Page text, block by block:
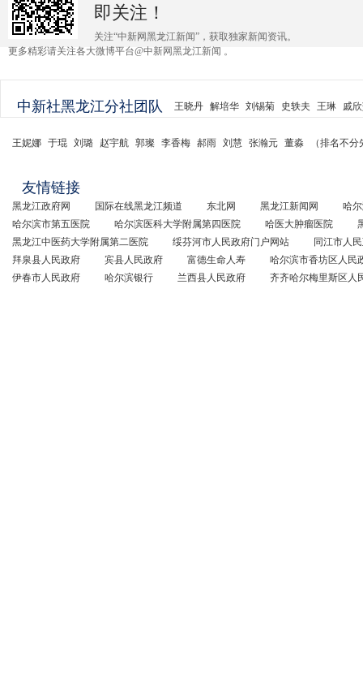
即关注！
关注“中新网黑龙江新闻”，获取独家新闻资讯。
更多精彩请关注各大微博平台@中新网黑龙江新闻 。
中新社黑龙江分社团队 王晓丹 解培华 刘锡菊 史轶夫 王琳 戚
王妮娜 于琨 刘璐 赵宇航 郭璨 李香梅 郝雨 刘慧 张瀚元 董淼 （排名不
友情链接
黑龙江政府网 国际在线黑龙江频道 东北网 黑龙江新闻网
哈
哈尔滨市第五医院
哈尔滨医科大学附属第四医院 哈医大肿瘤医院
黑龙江中医药大学附属第二医院
绥芬河市人民政府门户网站
同江市人
拜泉县人民政府
宾县人民政府 富德生命人寿
哈尔滨市香坊区人民
伊春市人民政府
哈尔滨银行 兰西县人民政府 齐齐哈尔梅里斯区人